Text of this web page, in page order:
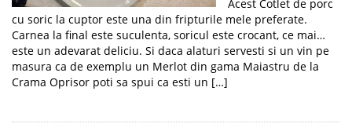
Acest Cotlet de porc
cu soric la cuptor este una din fripturile mele preferate.
Carnea la final este suculenta, soricul este crocant, ce mai…
este un adevarat deliciu. Si daca alaturi servesti si un vin pe
masura ca de exemplu un Merlot din gama Maiastru de la
Crama Oprisor poti sa spui ca esti un […]